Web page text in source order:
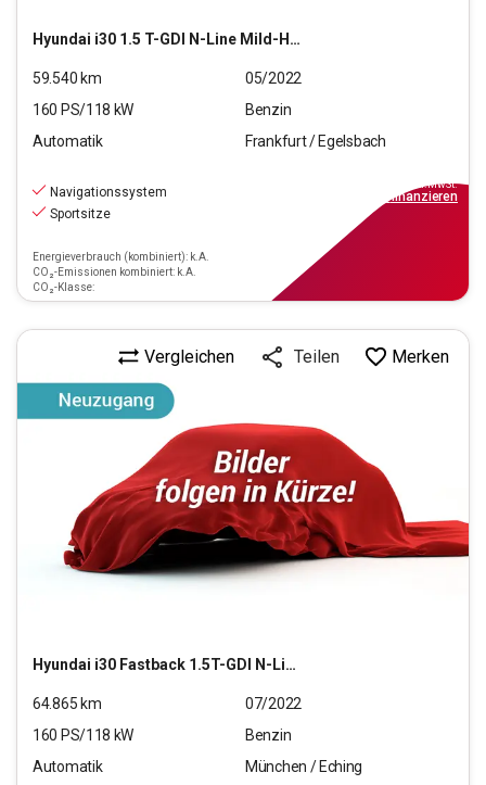
Hyundai i30 1.5 T-GDI N-Line Mild-Hybrid (EURO 6d)(OPF)
59.540 km
05/2022
160 PS/118 kW
Benzin
Automatik
Frankfurt / Egelsbach
Navigationssystem
Sportsitze
Energieverbrauch (kombiniert): k.A.
CO₂-Emissionen kombiniert: k.A.
CO₂-Klasse:
inkl.MwSt.
finanzieren
Hyundai i30 Fastback 1.5T-GDI N-Line Mild-Hybrid (EURO 6d)
Vergleichen Teilen Merken
64.865 km
07/2022
160 PS/118 kW
Benzin
Automatik
München / Eching